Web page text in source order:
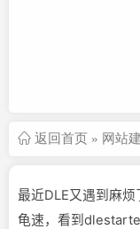
返回首页 » 网站
最近DLE又遇到麻
龟速，看到